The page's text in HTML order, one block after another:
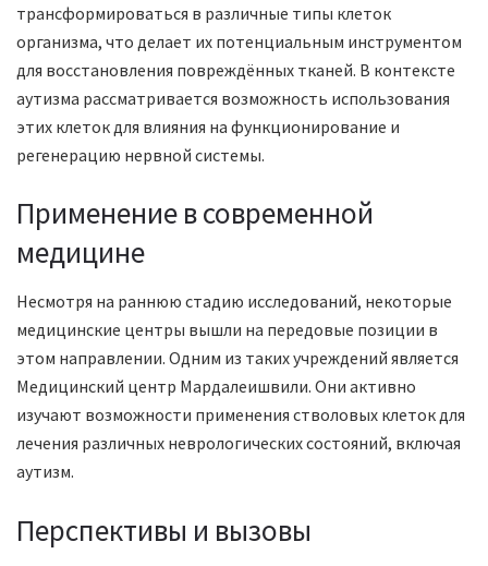
трансформироваться в различные типы клеток
организма, что делает их потенциальным инструментом
для восстановления повреждённых тканей. В контексте
аутизма рассматривается возможность использования
этих клеток для влияния на функционирование и
регенерацию нервной системы.
Применение в современной
медицине
Несмотря на раннюю стадию исследований, некоторые
медицинские центры вышли на передовые позиции в
этом направлении. Одним из таких учреждений является
Медицинский центр Мардалеишвили. Они активно
изучают возможности применения стволовых клеток для
лечения различных неврологических состояний, включая
аутизм.
Перспективы и вызовы